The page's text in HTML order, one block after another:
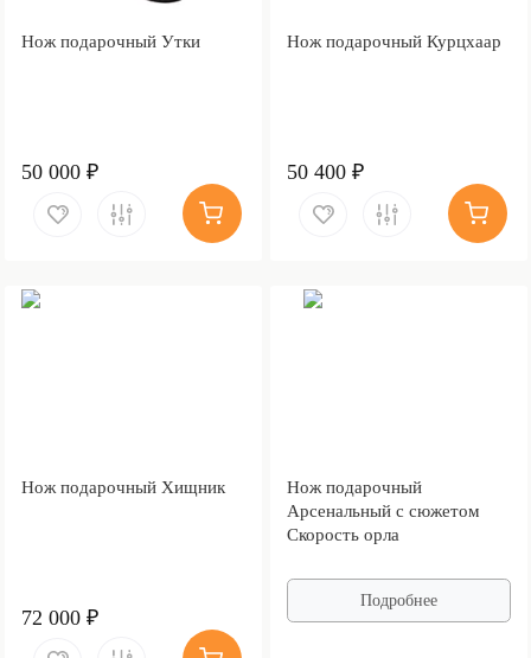
Нож подарочный Утки
50 000 ₽
Нож подарочный Курцхаар
50 400 ₽
Нож подарочный Хищник
72 000 ₽
Нож подарочный
Арсенальный с сюжетом
Скорость орла
Подробнее